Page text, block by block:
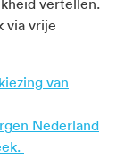
vertellen.
via vrije
van
Nederland